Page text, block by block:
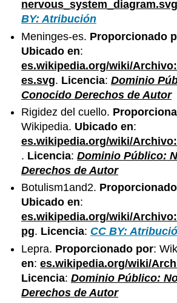
nervous_system_diagram.svg
BY: Atribución
Meninges-es. Proporcionado
Ubicado en:
es.wikipedia.org/wiki/
es.svg. Licencia:Dominio
Conocido Derechos de Autor
Rigidez del cuello.
Wikipedia. Ubicado en:
es.wikipedia.org/wiki/
. Licencia:Dominio Público:
Derechos de Autor
Botulism1and2.
Ubicado en:
es.wikipedia.org/wiki/
pg. Licencia: CC BY:
Lepra. Proporcionado por:
en:es.wikipedia.org/wiki/
Licencia:Dominio Público:
Derechos de Autor